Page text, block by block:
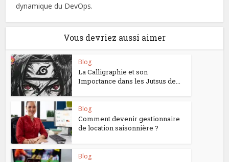
dynamique du DevOps.
Vous devriez aussi aimer
Blog
La Calligraphie et son
Importance dans les Jutsus de...
Blog
Comment devenir gestionnaire
de location saisonnière ?
Blog